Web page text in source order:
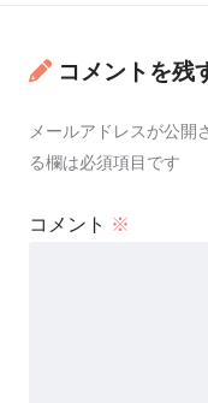
コメントを残
メールアドレスが公開
る欄は必須項目です
コメント ※